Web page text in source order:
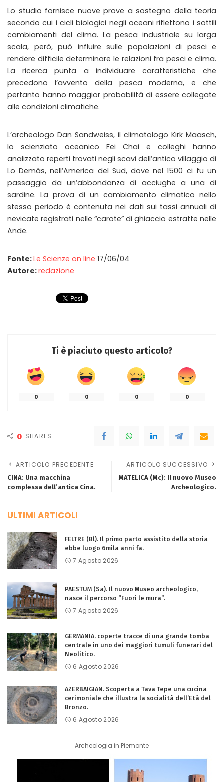
Lo studio fornisce nuove prove a sostegno della teoria
secondo cui i cicli biologici negli oceani riflettono i sottili
cambiamenti del clima. La pesca industriale su larga
scala, però, può influire sulle popolazioni di pesci e
rendere difficile determinare le relazioni fra pesci e clima.
La ricerca punta a individuare caratteristiche che
precedono l’avvento della pesca moderna, e che
pertanto hanno maggior probabilità di essere collegate
alle condizioni climatiche.
L’archeologo Dan Sandweiss, il climatologo Kirk Maasch,
lo scienziato oceanico Fei Chai e colleghi hanno
analizzato reperti trovati negli scavi dell’antico villaggio di
Lo Demás, nell’America del Sud, dove nel 1500 ci fu un
passaggio da un’abbondanza di acciughe a una di
sardine. La prova di un cambiamento climatico nello
stesso periodo è contenuta nei dati sui tassi annuali di
nevicate registrati nelle “carote” di ghiaccio estratte nelle
Ande.
Fonte:Le Scienze on line 17/06/04
Autore:redazione
Ti è piaciuto questo articolo?
0 0 0 0
0 SHARES
ARTICOLO PRECEDENTE
CINA: Una macchina
complessa dell’antica Cina.
ARTICOLO SUCCESSIVO
MATELICA (Mc): Il nuovo Museo
Archeologico.
ULTIMI ARTICOLI
FELTRE (Bl). Il primo parto assistito della storia
ebbe luogo 6mila anni fa.
7 Agosto 2026
PAESTUM (Sa). Il nuovo Museo archeologico,
nasce il percorso “Fuori le mura”.
7 Agosto 2026
GERMANIA. coperte tracce di una grande tomba
centrale in uno dei maggiori tumuli funerari del
Neolitico.
6 Agosto 2026
AZERBAIGIAN. Scoperta a Tava Tepe una cucina
cerimoniale che illustra la socialità dell’Età del
Bronzo.
6 Agosto 2026
Archeologia in Piemonte